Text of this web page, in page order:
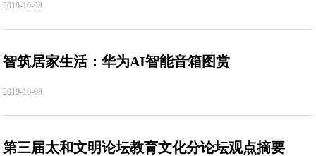
2019-10-08
智筑居家生活：华为AI智能音箱图赏
2019-10-08
第三届太和文明论坛教育文化分论坛观点摘要